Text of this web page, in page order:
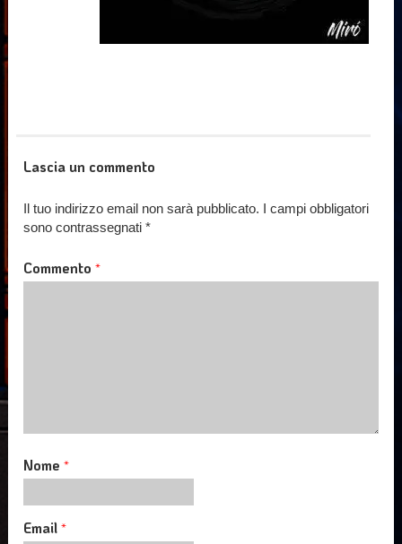
Lascia un commento
Il tuo indirizzo email non sarà pubblicato. I campi obbligatori
sono contrassegnati*
Commento*
Nome*
Email*